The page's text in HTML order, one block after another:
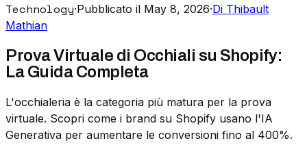
Technology·Pubblicato il May 8, 2026·Di Thibault
Mathian
Prova Virtuale di Occhiali su Shopify:
La Guida Completa
L'occhialeria è la categoria più matura per la prova
virtuale. Scopri come i brand su Shopify usano l'IA
Generativa per aumentare le conversioni fino al 400%.